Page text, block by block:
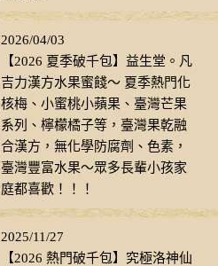
2026/04/03
【2026 夏季破千包】益生堂。凡
吉力漢方水果蜜餞～ 夏季熱門化
核梅、小蜜桃小蘋果、臺灣芒果
系列、檸檬橘子等，臺灣果乾融
合漢方，無化學防腐劑、色素，
臺灣豐富水果～眾多長輩小孩家
庭都喜歡！！！
2025/11/27
【2026 熱門破千包】究極洛神仙